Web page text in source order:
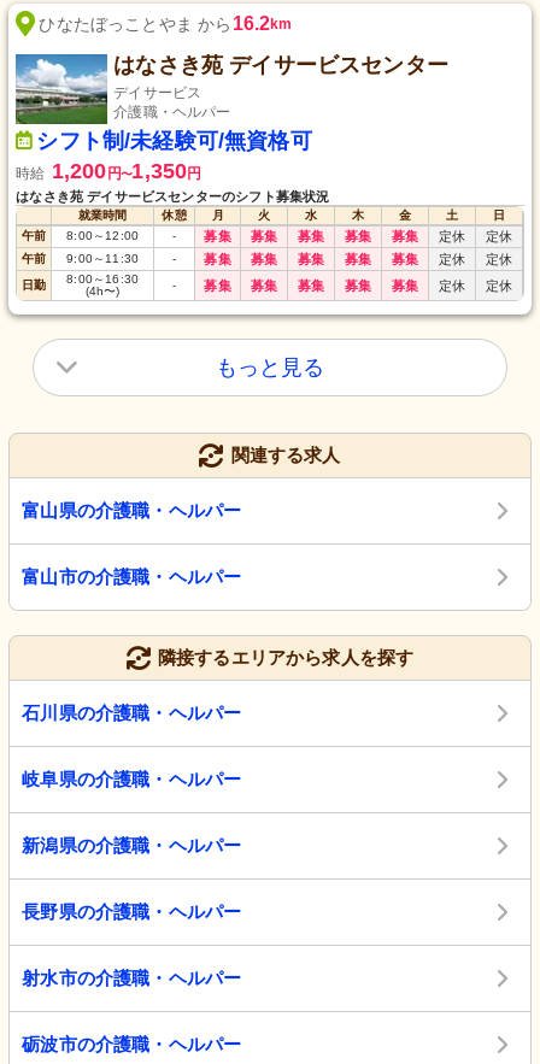
ひなたぼっことやま から 16.2km
はなさき苑 デイサービスセンター
デイサービス
介護職・ヘルパー
シフト制/未経験可/無資格可
時給 1,200 円〜1,350円
はなさき苑 デイサービスセンターのシフト募集状況
就業時間 休憩 月 火 水 木 金 土
日
午前
8:00～12:00 - 募集 募集 募集 募集 募集 定休 定休
午前 9:00～11:30 - 募集 募集 募集 募集 募集 定休 定休
日勤 8:00～16:30
(4h〜)
- 募集 募集 募集 募集 募集 定休 定休
もっと見る
関連する求人
富山県の介護職・ヘルパー
富山市の介護職・ヘルパー
隣接するエリアから求人を探す
石川県の介護職・ヘルパー
岐阜県の介護職・ヘルパー
新潟県の介護職・ヘルパー
長野県の介護職・ヘルパー
射水市の介護職・ヘルパー
砺波市の介護職・ヘルパー